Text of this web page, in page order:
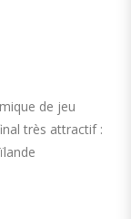
de jeu
très attractif :